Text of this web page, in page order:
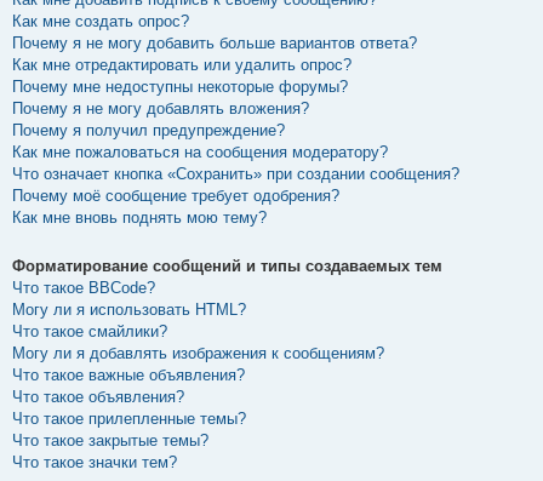
Как мне создать опрос?
Почему я не могу добавить больше вариантов ответа?
Как мне отредактировать или удалить опрос?
Почему мне недоступны некоторые форумы?
Почему я не могу добавлять вложения?
Почему я получил предупреждение?
Как мне пожаловаться на сообщения модератору?
Что означает кнопка «Сохранить» при создании сообщения?
Почему моё сообщение требует одобрения?
Как мне вновь поднять мою тему?
Форматирование сообщений и типы создаваемых тем
Что такое BBCode?
Могу ли я использовать HTML?
Что такое смайлики?
Могу ли я добавлять изображения к сообщениям?
Что такое важные объявления?
Что такое объявления?
Что такое прилепленные темы?
Что такое закрытые темы?
Что такое значки тем?